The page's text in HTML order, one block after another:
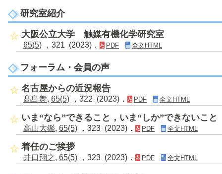
研究室紹介
大阪公立大学 触媒有機化学研究室
65(5) ，321 (2023)． PDF 全文HTML
フォーラム・会員の声
名古屋からの近況報告
髙島舞, 65(5) ，322 (2023)． PDF 全文HTML
いま“なら”できること，いま“しか”できないこと
高山大鑑, 65(5) ，323 (2023)． PDF 全文HTML
着任のご挨拶
井口翔之, 65(5) ，323 (2023)． PDF 全文HTML